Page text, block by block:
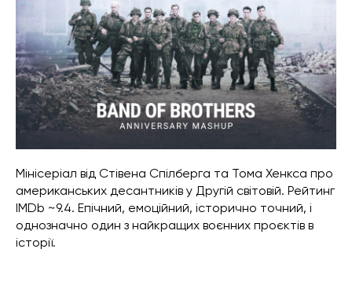
Мінісеріал від Стівена Спілберга та Тома Хенкса про
американських десантників у Другій світовій. Рейтинг
IMDb ~9.4. Епічний, емоційний, історично точний, і
однозначно один з найкращих воєнних проєктів в
історії.